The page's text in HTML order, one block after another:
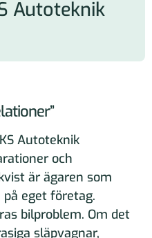
Autoteknik
Autoteknik
och
är ägaren som
eget företag.
bilproblem. Om det
släpvagnar,